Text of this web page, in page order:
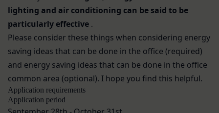
lighting and air conditioning can be said to be
particularly effective .
Please consider these things when considering energy
saving ideas that can be done in the office (required)
and energy saving ideas that can be done in the office
common area (optional). I hope you find this helpful.
Application requirements
Application period
お問い合わせ
開示等のご希望、ご意見、ご質問、苦情のお申し出
その他個人情報の取り扱いに関するお問い合わせ
は、下記の窓口までお願いいたします。
メールによるお問い合わせ
営業時間内に順次回答いたします。
お問い合わせ内容によっては回答にお時間をいただ
く場合や、ご返答できない場合がございます。あら
かじめご了承いただきますようお願い致します。
会員が本条第１項に定める変更手続きを行わなかっ
たことにより生じた損害について、当社は一切責任
を負いません。
第6条（IDおよびパスワードの管理）
会員は、会員登録等の際に会員本人が設定し、承
認・登録されたお客様IDおよびパスワードの利
用、管理について一切の責任を負うものとします。
会員は、お客様IDおよびパスワードの第三者への
譲渡、承継、名義変更、貸与、開示又は漏洩しては